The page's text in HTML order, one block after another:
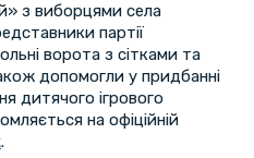
з виборцями села
партії
ворота з сітками та
допомогли у придбанні
дитячого ігрового
на офіційній
.